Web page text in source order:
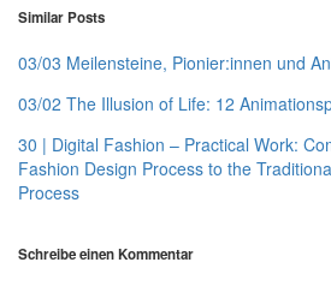
Similar Posts
03/03 Meilensteine, Pionier:innen und
03/02 The Illusion of Life: 12
30 | Digital Fashion – Practical Work:
Fashion Design Process to the
Process
Schreibe einen Kommentar